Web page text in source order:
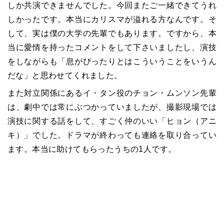
しか共演できませんでした。今回またご一緒できてうれ
しかったです。本当にカリスマが溢れる方なんです。そ
して、実は僕の大学の先輩でもあります。ですから、本
当に愛情を持ったコメントをして下さいましたし、演技
をしながらも「息がぴったりとはこういうことをいうん
だな」と思わせてくれました。
また対立関係にあるイ・タン役のチョン・ムンソン先輩
は、劇中では常にぶつかっていましたが、撮影現場では
演技に関する話をして、すごく仲のいい「ヒョン（アニ
キ）」でした。ドラマが終わっても連絡を取り合ってい
ます。本当に助けてもらったうちの1人です。